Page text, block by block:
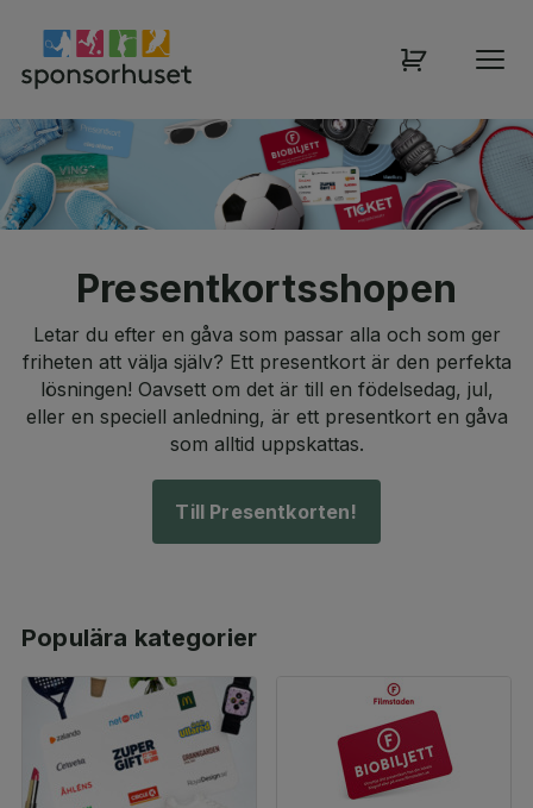
Sponsorhuset shop
Presentkortsshopen
Letar du efter en gåva som passar alla och som ger
friheten att välja själv? Ett presentkort är den perfekta
lösningen! Oavsett om det är till en födelsedag, jul,
eller en speciell anledning, är ett presentkort en gåva
som alltid uppskattas.
Till Presentkorten!
Populära kategorier